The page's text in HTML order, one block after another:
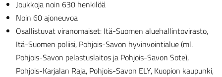
Joukkoja noin 630 henkilöä
Noin 60 ajoneuvoa
Osallistuvat viranomaiset: Itä-Suomen aluehallintovirasto,
Itä-Suomen poliisi, Pohjois-Savon hyvinvointialue (ml.
Pohjois-Savon pelastuslaitos ja Pohjois-Savon Sote),
Pohjois-Karjalan Raja, Pohjois-Savon ELY, Kuopion kaupunki,